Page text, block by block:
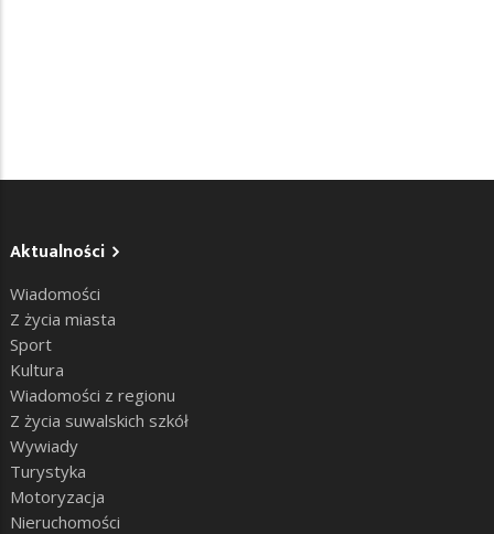
Aktualności
Wiadomości
Z życia miasta
Sport
Kultura
Wiadomości z regionu
Z życia suwalskich szkół
Wywiady
Turystyka
Motoryzacja
Nieruchomości